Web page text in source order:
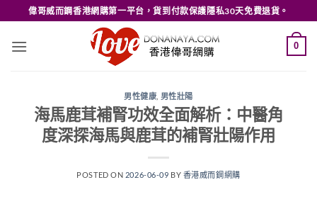
to
content
偉哥威而鋼香港網購第一平台，貨到付款保護隱私30天免費退貨。
0
男性健康, 男性壯陽
海馬鹿茸補腎功效全面解析：中醫角
度深探海馬與鹿茸的補腎壯陽作用
POSTED ON 2026-06-09 BY 香港威而鋼網購